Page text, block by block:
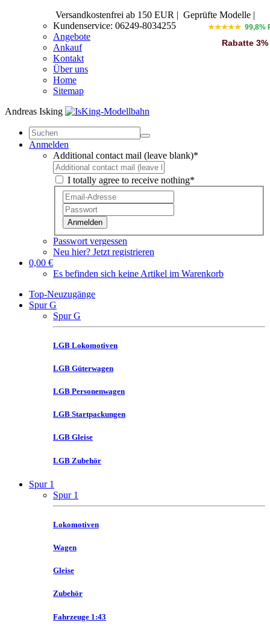
Versandkostenfrei ab 150 EUR | Geprüfte Modelle |
Kundenservice: 06249-8034255
Angebote
Ankauf
Kontakt
Über uns
Home
Sitemap
Andreas Isking
★★★★★ 99,8%
Rabatte 3%
Anmelden
Additional contact mail (leave blank)*
I totally agree to receive nothing*
Anmelden
Passwort vergessen
Neu hier? Jetzt registrieren
0,00 €
Es befinden sich keine Artikel im Warenkorb
Top-Neuzugänge
Spur G
Spur G
LGB Lokomotiven
LGB Güterwagen
LGB Personenwagen
LGB Startpackungen
LGB Gleise
LGB Zubehör
Spur 1
Spur 1
Lokomotiven
Wagen
Gleise
Zubehör
Fahrzeuge 1:43